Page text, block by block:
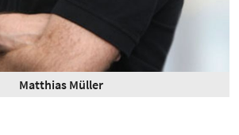
Matthias Müller